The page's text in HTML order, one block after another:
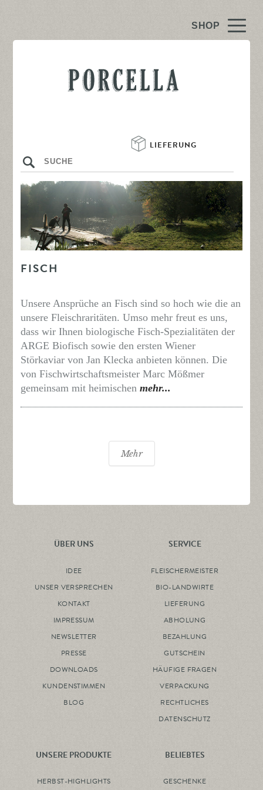
PORCE
LIEFERUNG
s
FISCH
Unsere Ansprüche an Fisch sind so hoch wie die an
unsere Fleischraritäten. Umso mehr freut es uns,
dass wir Ihnen biologische Fisch-Spezialitäten der
ARGE Biofisch sowie den ersten Wiener
Störkaviar von Jan Klecka anbieten können. Die
von Fischwirtschaftsmeister Marc Mößmer
gemeinsam mit heimischenmehr...
Mehr
ÜBER UNS
IDEE
UNSER VERSPRECHEN
KONTAKT
IMPRESSUM
NEWSLETTER
PRESSE
DOWNLOADS
KUNDENSTIMMEN
BLOG
SERVICE
FLEISCHERMEISTER
BIO-LANDWIRTE
LIEFERUNG
ABHOLUNG
BEZAHLUNG
GUTSCHEIN
HÄUFIGE FRAGEN
VERPACKUNG
RECHTLICHES
DATENSCHUTZ
UNSERE PRODUKTE
HERBST-HIGHLIGHTS
BELIEBTES
GESCHENKE